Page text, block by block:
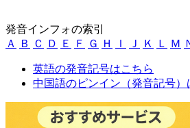
発音インフォの索引
Ａ
Ｂ Ｃ Ｄ Ｅ Ｆ Ｇ Ｈ Ｉ Ｊ Ｋ Ｌ Ｍ
英語の発音記号はこちら
中国語のピンイン（発音記号）